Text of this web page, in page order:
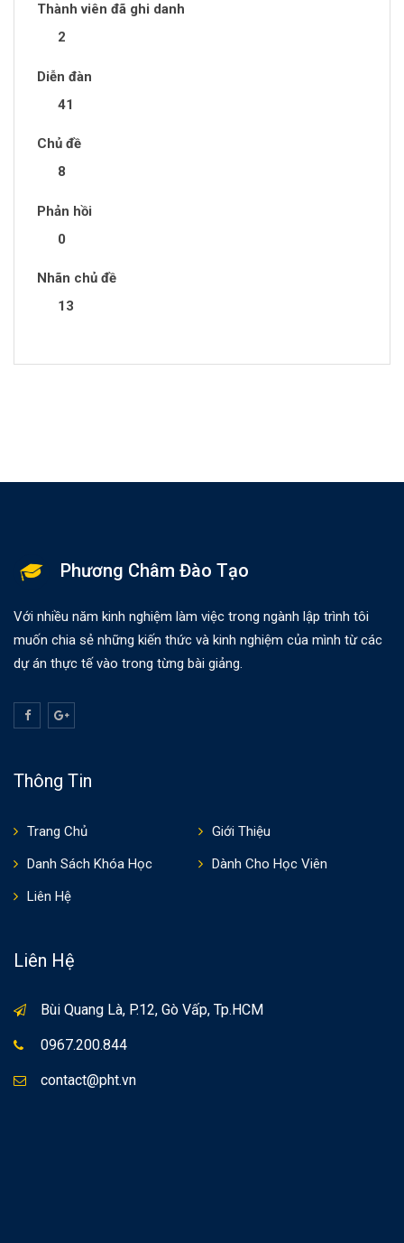
Thành viên đã ghi danh
2
Diễn đàn
41
Chủ đề
8
Phản hồi
0
Nhãn chủ đề
13
Phương Châm Đào Tạo
Với nhiều năm kinh nghiệm làm việc trong ngành lập trình tôi
muốn chia sẻ những kiến thức và kinh nghiệm của mình từ các
dự án thực tế vào trong từng bài giảng.
Thông Tin
Trang Chủ
Giới Thiệu
Danh Sách Khóa Học
Dành Cho Học Viên
Liên Hệ
Liên Hệ
Bùi Quang Là, P.12, Gò Vấp, Tp.HCM
0967.200.844
contact@pht.vn